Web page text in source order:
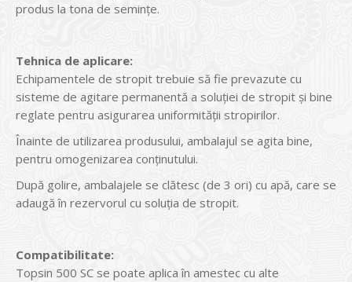
produs la tona de semințe.
Tehnica de aplicare:
Echipamentele de stropit trebuie să fie prevazute cu
sisteme de agitare permanentă a soluției de stropit și bine
reglate pentru asigurarea uniformității stropirilor.
Înainte de utilizarea produsului, ambalajul se agita bine,
pentru omogenizarea conținutului.
După golire, ambalajele se clătesc (de 3 ori) cu apă, care se
adaugă în rezervorul cu soluția de stropit.
Compatibilitate:
Topsin 500 SC se poate aplica în amestec cu alte